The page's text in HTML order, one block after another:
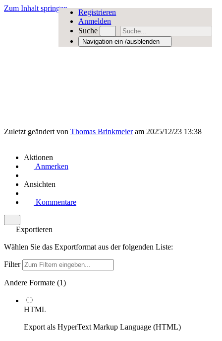
Zum Inhalt springen
Registrieren
Anmelden
Suche
Navigation ein-/ausblenden
Zuletzt geändert von Thomas Brinkmeieram 2025/12/23 13:38
Aktionen
Anmerken
Ansichten
Kommentare
Exportieren
Wählen Sie das Exportformat aus der folgenden Liste:
Filter
Andere Formate (1)
HTML
Export als HyperText Markup Language (HTML)